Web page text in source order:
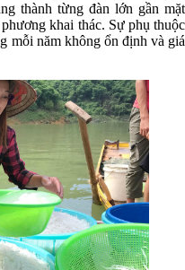
thành từng đàn lớn gần mặt
khai thác. Sự phụ thuộc
mỗi năm không ổn định và giá